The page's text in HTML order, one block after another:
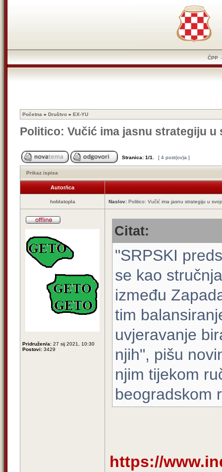
ČPP
Početna » Društvo » EX-YU
Politico: Vučić ima jasnu strategiju
Stranica: 1/1 [ 4 post(ov)a ]
Prikaz ispisa
Autor/ica
hoblatopla Naslov: Politico: Vučić ima jasnu strategiju u
Pridružen/a: 27 sij 2021, 10:30
Postovi: 3429
Citat:
"SRPSKI
se kao
između
tim
uvjeravanje
njih", pišu
njim tijekom
beogradskom
https://